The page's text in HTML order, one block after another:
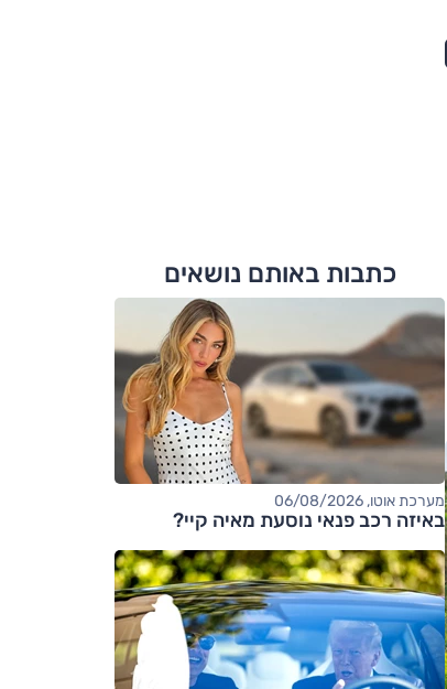
כתבות באותם נושאים
מערכת אוטו, 06/08/2026
באיזה רכב פנאי נוסעת מאיה קיי?